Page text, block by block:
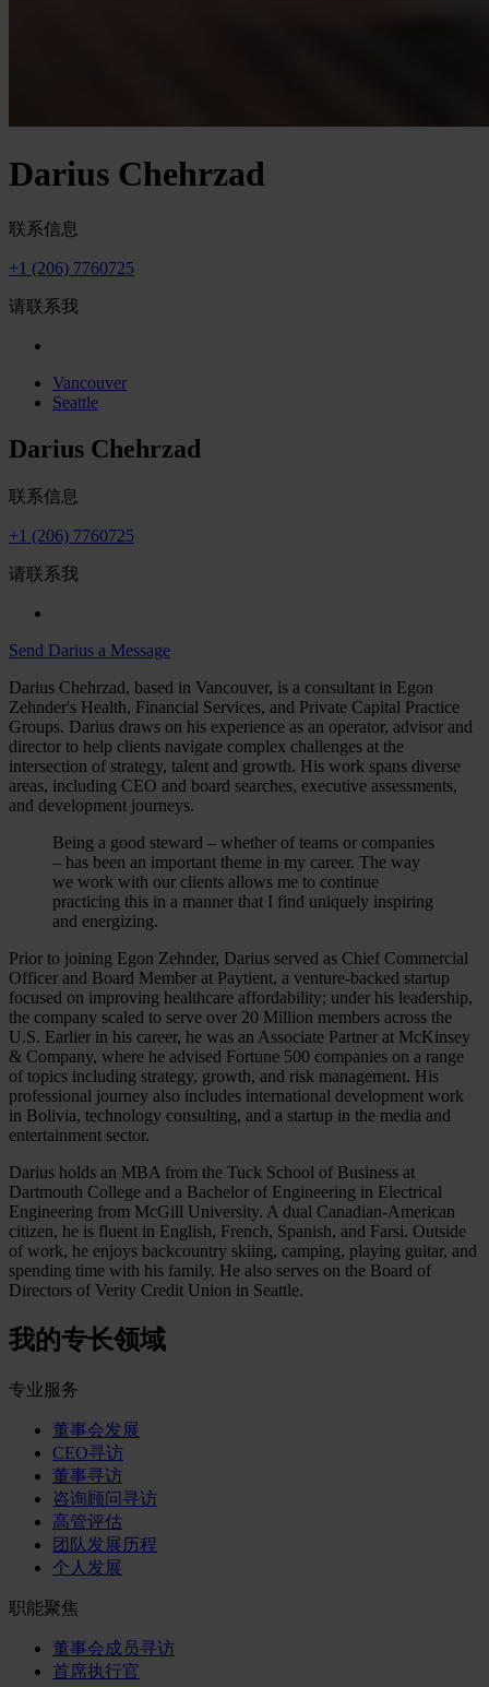
Darius Chehrzad
联系信息
+1 (206) 7760725
请联系我
Vancouver
Seattle
Darius Chehrzad
联系信息
+1 (206) 7760725
请联系我
Send Darius a Message
Darius Chehrzad, based in Vancouver, is a consultant in Egon
Zehnder's Health, Financial Services, and Private Capital Practice
Groups. Darius draws on his experience as an operator, advisor and
director to help clients navigate complex challenges at the
intersection of strategy, talent and growth. His work spans diverse
areas, including CEO and board searches, executive assessments,
and development journeys.
Being a good steward – whether of teams or companies
– has been an important theme in my career. The way
we work with our clients allows me to continue
practicing this in a manner that I find uniquely inspiring
and energizing.
Prior to joining Egon Zehnder, Darius served as Chief Commercial
Officer and Board Member at Paytient, a venture-backed startup
focused on improving healthcare affordability; under his leadership,
the company scaled to serve over 20 Million members across the
U.S. Earlier in his career, he was an Associate Partner at McKinsey
& Company, where he advised Fortune 500 companies on a range
of topics including strategy, growth, and risk management. His
professional journey also includes international development work
in Bolivia, technology consulting, and a startup in the media and
entertainment sector.
Darius holds an MBA from the Tuck School of Business at
Dartmouth College and a Bachelor of Engineering in Electrical
Engineering from McGill University. A dual Canadian-American
citizen, he is fluent in English, French, Spanish, and Farsi. Outside
of work, he enjoys backcountry skiing, camping, playing guitar, and
spending time with his family. He also serves on the Board of
Directors of Verity Credit Union in Seattle.
我的专长领域
专业服务
董事会发展
CEO寻访
董事寻访
咨询顾问寻访
高管评估
团队发展历程
个人发展
职能聚焦
董事会成员寻访
首席执行官